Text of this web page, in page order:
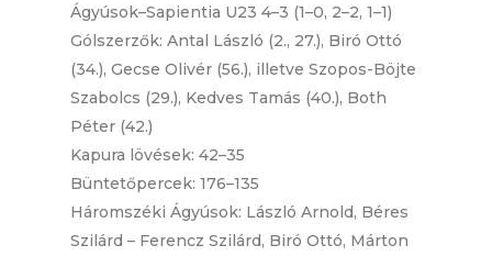
Ágyúsok–Sapientia U23 4–3 (1–0, 2–2, 1–1)
Gólszerzők: Antal László (2., 27.), Biró Ottó
(34.), Gecse Olivér (56.), illetve Szopos-Böjte
Szabolcs (29.), Kedves Tamás (40.), Both
Péter (42.)
Kapura lövések: 42–35
Büntetőpercek: 176–135
Háromszéki Ágyúsok: László Arnold, Béres
Szilárd – Ferencz Szilárd, Biró Ottó, Márton